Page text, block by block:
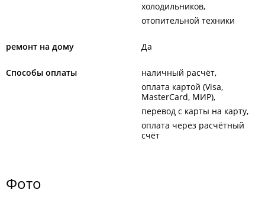
холодильников
отопительной техники
ремонт на дому Да
Способы оплаты
наличный расчёт
оплата картой (Visa,
MasterCard, МИР)
перевод с карты на карту
оплата через расчётный
счёт
Фото